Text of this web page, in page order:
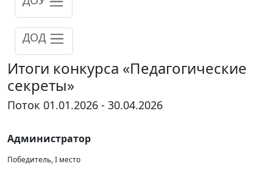
ДОД
Итоги конкурса «Педагогические
секреты»
Поток 01.01.2026 - 30.04.2026
Администратор
Победитель, I место